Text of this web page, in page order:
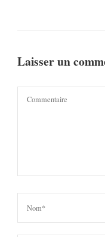
Laisser un